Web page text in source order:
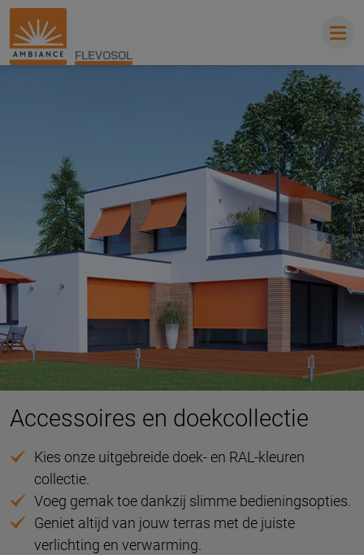
FLEVOSOL
Accessoires en doekcollectie
Kies onze uitgebreide doek- en RAL-kleuren
collectie.
Voeg gemak toe dankzij slimme bedieningsopties.
Geniet altijd van jouw terras met de juiste
verlichting en verwarming.